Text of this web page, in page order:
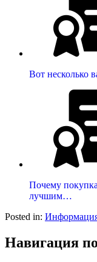
Вот несколько
Почему
лучшим…
Posted in:
Навигация